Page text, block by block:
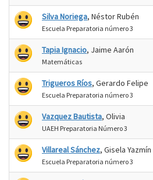
Silva Noriega, Néstor Rubén
Escuela Preparatoria número 3
Tapia Ignacio, Jaime Aarón
Matemáticas
Trigueros Ríos, Gerardo Felipe
Escuela Preparatoria número 3
Vazquez Bautista, Olivia
UAEH Preparatoria Número 3
Villareal Sánchez, Gisela Yazmín
Escuela Preparatoria número 3